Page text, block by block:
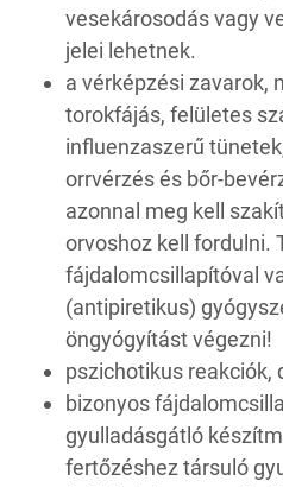
vesekárosodás vagy
jelei lehetnek.
a vérképzési zavarok,
torokfájás, felületes
influenzaszerű
orrvérzés és bőr-
azonnal meg kell
orvoshoz kell fordulni.
fájdalomcsillapítóval
(antipiretikus)
öngyógyítást végezni!
pszichotikus reakciók,
bizonyos
gyulladásgátló
fertőzéshez társuló